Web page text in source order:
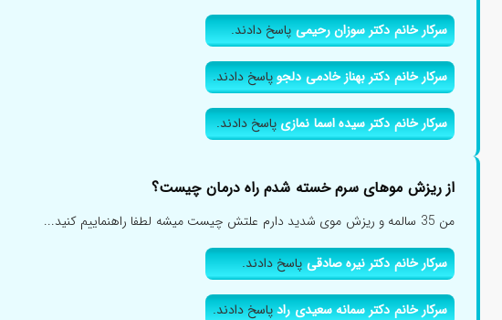
سرکار خانم دکتر سوزان رحیمیپاسخ دادند.
سرکار خانم دکتر بهناز خادمی دلجوپاسخ دادند.
سرکار خانم دکتر سیده اسما نمازیپاسخ دادند.
از ریزش موهای سرم خسته شدم راه درمان چیست؟
من 35 سالمه و ریزش موی شدید دارم علتش چیست میشه لطفا راهنماییم کنید...
سرکار خانم دکتر نیره صادقیپاسخ دادند.
سرکار خانم دکتر سمانه سعیدی رادپاسخ دادند.